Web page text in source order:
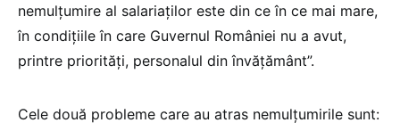
nemulțumire al salariaților este din ce în ce mai mare,
în condițiile în care Guvernul României nu a avut,
printre priorități, personalul din învățământ”.
Cele două probleme care au atras nemulțumirile sunt: